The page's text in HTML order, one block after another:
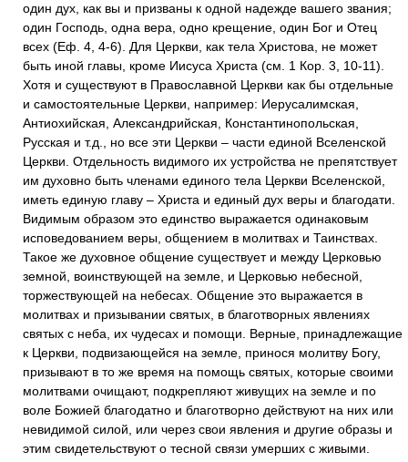
один дух, как вы и призваны к одной надежде вашего звания;
один Господь, одна вера, одно крещение, один Бог и Отец
всех (Еф. 4, 4-6). Для Церкви, как тела Христова, не может
быть иной главы, кроме Иисуса Христа (см. 1 Кор. 3, 10-11).
Хотя и существуют в Православной Церкви как бы отдельные
и самостоятельные Церкви, например: Иерусалимская,
Антиохийская, Александрийская, Константинопольская,
Русская и т.д., но все эти Церкви – части единой Вселенской
Церкви. Отдельность видимого их устройства не препятствует
им духовно быть членами единого тела Церкви Вселенской,
иметь единую главу – Христа и единый дух веры и благодати.
Видимым образом это единство выражается одинаковым
исповедованием веры, общением в молитвах и Таинствах.
Такое же духовное общение существует и между Церковью
земной, воинствующей на земле, и Церковью небесной,
торжествующей на небесах. Общение это выражается в
молитвах и призывании святых, в благотворных явлениях
святых с неба, их чудесах и помощи. Верные, принадлежащие
к Церкви, подвизающейся на земле, принося молитву Богу,
призывают в то же время на помощь святых, которые своими
молитвами очищают, подкрепляют живущих на земле и по
воле Божией благодатно и благотворно действуют на них или
невидимой силой, или через свои явления и другие образы и
этим свидетельствуют о тесной связи умерших с живыми.